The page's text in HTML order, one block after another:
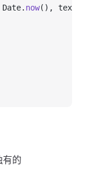
now(), text:
的